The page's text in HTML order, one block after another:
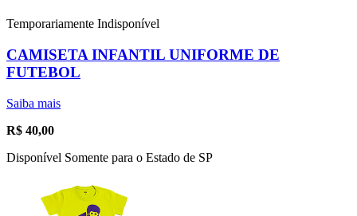
Temporariamente Indisponível
CAMISETA INFANTIL UNIFORME DE
FUTEBOL
Saiba mais
R$ 40,00
Disponível Somente para o Estado de SP